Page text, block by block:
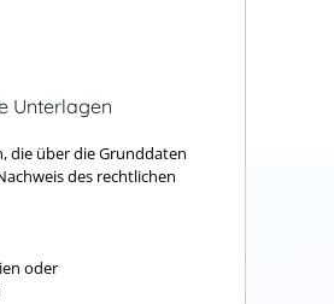
Unterlagen
die über die Grunddaten
des rechtlichen
oder